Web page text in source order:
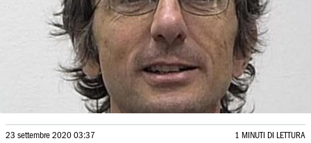
23 settembre 2020 03:37 1 MINUTI DI LETTURA